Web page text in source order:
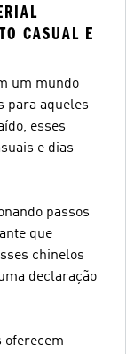
CASUAL E
um mundo
para aqueles
esses
e dias
passos
que
chinelos
declaração
oferecem